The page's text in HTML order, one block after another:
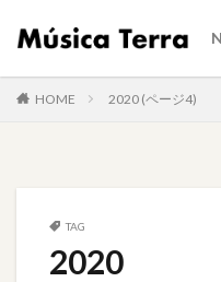
HOME 2020 (ページ4)
TAG
2020